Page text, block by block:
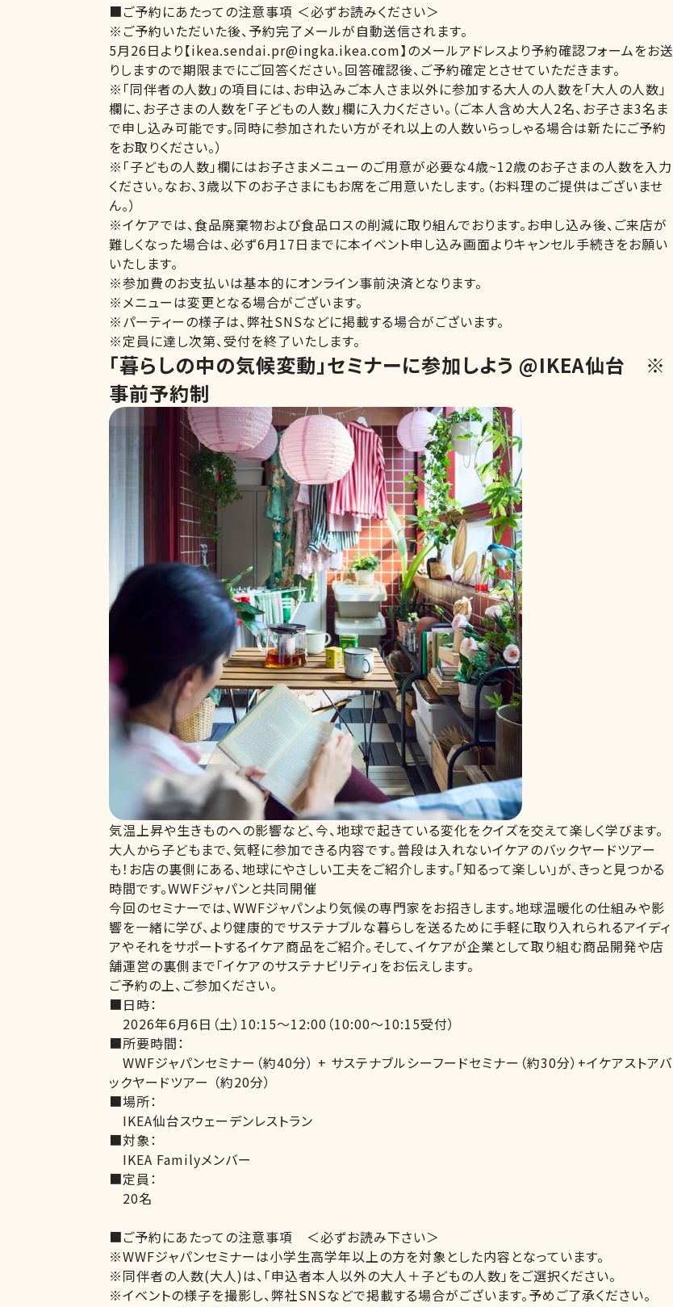
■ご予約にあたっての注意事項 ＜必ずお読みください＞
※ご予約いただいた後、予約完了メールが自動送信されます。
5月26日より【ikea.sendai.pr@ingka.ikea.com】のメールアドレスより予約確認フォームをお送
りしますので期限までにご回答ください。回答確認後、ご予約確定とさせていただきます。
※「同伴者の人数」の項目には、お申込みご本人さま以外に参加する大人の人数を「大人の人数」
欄に、お子さまの人数を「子どもの人数」欄に入力ください。（ご本人含め大人2名、お子さま3名ま
で申し込み可能です。同時に参加されたい方がそれ以上の人数いらっしゃる場合は新たにご予約
をお取りください。）
※「子どもの人数」欄にはお子さまメニューのご用意が必要な4歳~12歳のお子さまの人数を入力
ください。なお、3歳以下のお子さまにもお席をご用意いたします。（お料理のご提供はございませ
ん。）
※イケアでは、食品廃棄物および食品ロスの削減に取り組んでおります。お申し込み後、ご来店が
難しくなった場合は、必ず6月17日までに本イベント申し込み画面よりキャンセル手続きをお願い
いたします。
※参加費のお支払いは基本的にオンライン事前決済となります。
※メニューは変更となる場合がございます。
※パーティーの様子は、弊社SNSなどに掲載する場合がございます。
※定員に達し次第、受付を終了いたします。
「暮らしの中の気候変動」セミナーに参加しよう @IKEA仙台 ※
事前予約制
気温上昇や生きものへの影響など、今、地球で起きている変化をクイズを交えて楽しく学びます。
大人から子どもまで、気軽に参加できる内容です。普段は入れないイケアのバックヤードツアー
も！お店の裏側にある、地球にやさしい工夫をご紹介します。「知るって楽しい」が、きっと見つかる
時間です。WWFジャパンと共同開催
今回のセミナーでは、WWFジャパンより気候の専門家をお招きします。地球温暖化の仕組みや影
響を一緒に学び、より健康的でサステナブルな暮らしを送るために手軽に取り入れられるアイディ
アやそれをサポートするイケア商品をご紹介。そして、イケアが企業として取り組む商品開発や店
舗運営の裏側まで「イケアのサステナビリティ」をお伝えします。
ご予約の上、ご参加ください。
■日時：
2026年6月6日（土）10:15～12:00（10:00～10:15受付）
■所要時間：
WWFジャパンセミナー（約40分） + サステナブルシーフードセミナー（約30分）+イケアストアバ
ックヤードツアー （約20分）
■場所：
IKEA仙台スウェーデンレストラン
■対象：
IKEA Familyメンバー
■定員：
20名
■ご予約にあたっての注意事項 ＜必ずお読み下さい＞
※WWFジャパンセミナーは小学生高学年以上の方を対象とした内容となっています。
※同伴者の人数(大人)は、「申込者本人以外の大人＋子どもの人数」をご選択ください。
※イベントの様子を撮影し、弊社SNSなどで掲載する場合がございます。予めご了承ください。